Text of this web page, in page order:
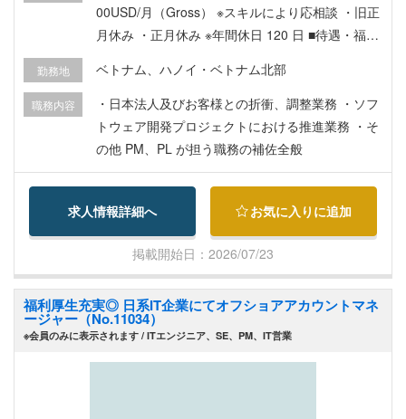
00USD/月（Gross） ※スキルにより応相談 ・旧正
月休み ・正月休み ※年間休日 120 日 ■待遇・福利
ト：1 ヶ月、夏：1 ヶ月） ・有給休暇（初年度 12
日） ・健康診断、社外研修、社員旅行 ・日本人向
け民間保険加入 ・1 年に 1 回の日本帰国時の航空
券サポート ・社内活動（チームビルティング等）
■その他■ ・面接回数はオンラインで 2 回を想定
・日本への出張あり（関東、関西、九州）
勤務地 ベトナム、ハノイ・ベトナム北部
職務内容
・日本法人及びお客様との折衝、調整業務 ・ソフ
トウェア開発プロジェクトにおける推進業務 ・そ
の他 PM、PL が担う職務の補佐全般
求人情報詳細へ お気に入りに追加
掲載開始日：2026/07/23
福利厚生充実◎ 日系IT企業にてオフショアアカウントマネ
ージャー（No.11034）
※会員のみに表示されます / ITエンジニア、SE、PM、IT営業